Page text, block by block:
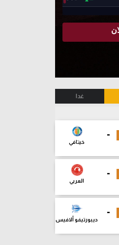
غدا
-
خيتافي
-
العربي
-
ديبورتيفو ألافيس